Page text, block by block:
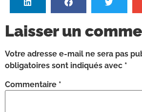
Laisser un
Votre adresse e-mail ne sera pas
obligatoires sont indiqués avec *
Commentaire *